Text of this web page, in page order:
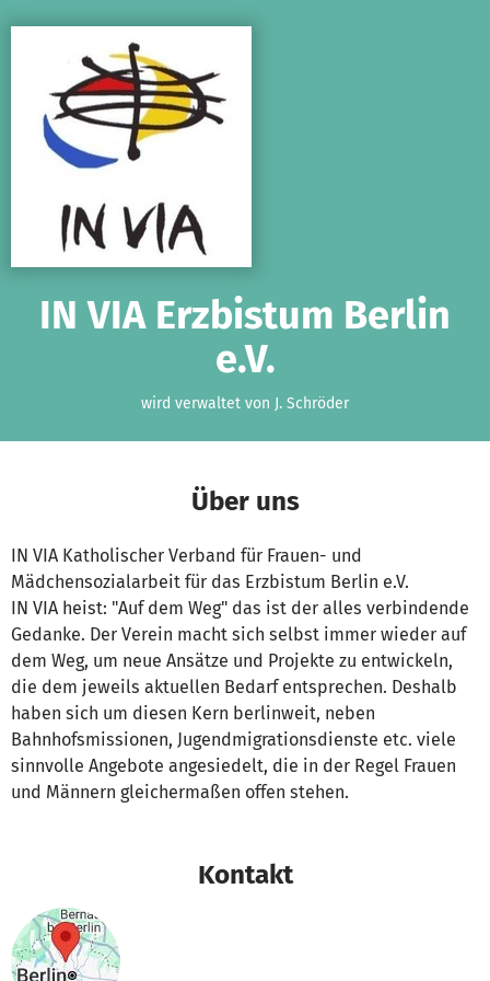
IN VIA Erzbistum Berlin
e.V.
wird verwaltet von J. Schröder
Über uns
IN VIA Katholischer Verband für Frauen- und
Mädchensozialarbeit für das Erzbistum Berlin e.V.
IN VIA heist: "Auf dem Weg" das ist der alles verbindende
Gedanke. Der Verein macht sich selbst immer wieder auf
dem Weg, um neue Ansätze und Projekte zu entwickeln,
die dem jeweils aktuellen Bedarf entsprechen. Deshalb
haben sich um diesen Kern berlinweit, neben
Bahnhofsmissionen, Jugendmigrationsdienste etc. viele
sinnvolle Angebote angesiedelt, die in der Regel Frauen
und Männern gleichermaßen offen stehen.
Kontakt